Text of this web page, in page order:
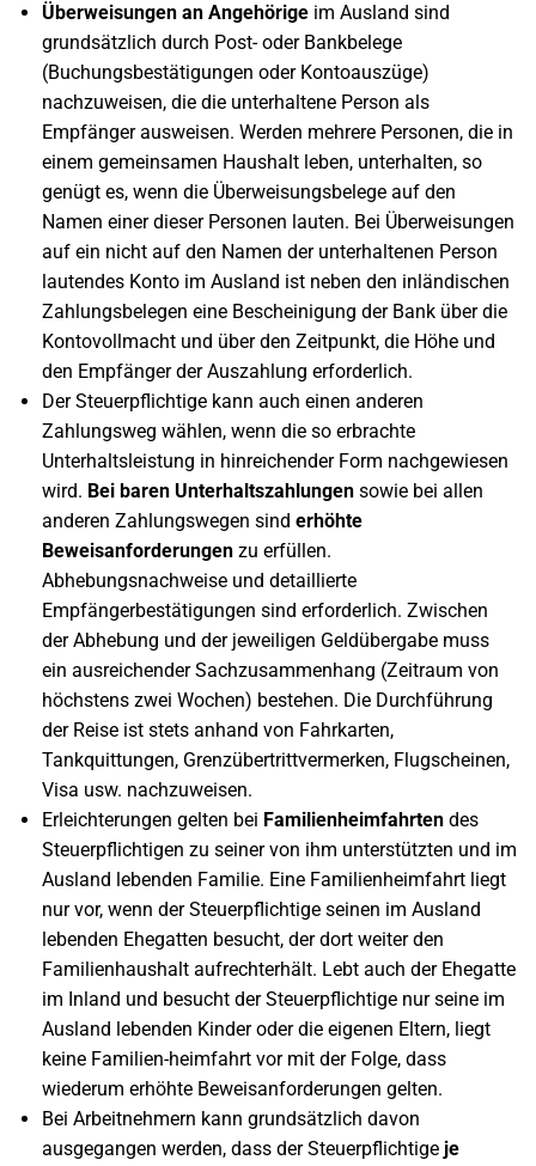
Überweisungen an Angehörige im Ausland sind
grundsätzlich durch Post- oder Bankbelege
(Buchungsbestätigungen oder Kontoauszüge)
nachzuweisen, die die unterhaltene Person als
Empfänger ausweisen. Werden mehrere Personen, die in
einem gemeinsamen Haushalt leben, unterhalten, so
genügt es, wenn die Überweisungsbelege auf den
Namen einer dieser Personen lauten. Bei Überweisungen
auf ein nicht auf den Namen der unterhaltenen Person
lautendes Konto im Ausland ist neben den inländischen
Zahlungsbelegen eine Bescheinigung der Bank über die
Kontovollmacht und über den Zeitpunkt, die Höhe und
den Empfänger der Auszahlung erforderlich.
Der Steuerpflichtige kann auch einen anderen
Zahlungsweg wählen, wenn die so erbrachte
Unterhaltsleistung in hinreichender Form nachgewiesen
wird. Bei baren Unterhaltszahlungen sowie bei allen
anderen Zahlungswegen sind erhöhte
Beweisanforderungen zu erfüllen.
Abhebungsnachweise und detaillierte
Empfängerbestätigungen sind erforderlich. Zwischen
der Abhebung und der jeweiligen Geldübergabe muss
ein ausreichender Sachzusammenhang (Zeitraum von
höchstens zwei Wochen) bestehen. Die Durchführung
der Reise ist stets anhand von Fahrkarten,
Tankquittungen, Grenzübertrittvermerken, Flugscheinen,
Visa usw. nachzuweisen.
Erleichterungen gelten bei Familienheimfahrten des
Steuerpflichtigen zu seiner von ihm unterstützten und im
Ausland lebenden Familie. Eine Familienheimfahrt liegt
nur vor, wenn der Steuerpflichtige seinen im Ausland
lebenden Ehegatten besucht, der dort weiter den
Familienhaushalt aufrechterhält. Lebt auch der Ehegatte
im Inland und besucht der Steuerpflichtige nur seine im
Ausland lebenden Kinder oder die eigenen Eltern, liegt
keine Familien-heimfahrt vor mit der Folge, dass
wiederum erhöhte Beweisanforderungen gelten.
Bei Arbeitnehmern kann grundsätzlich davon
ausgegangen werden, dass der Steuerpflichtige je